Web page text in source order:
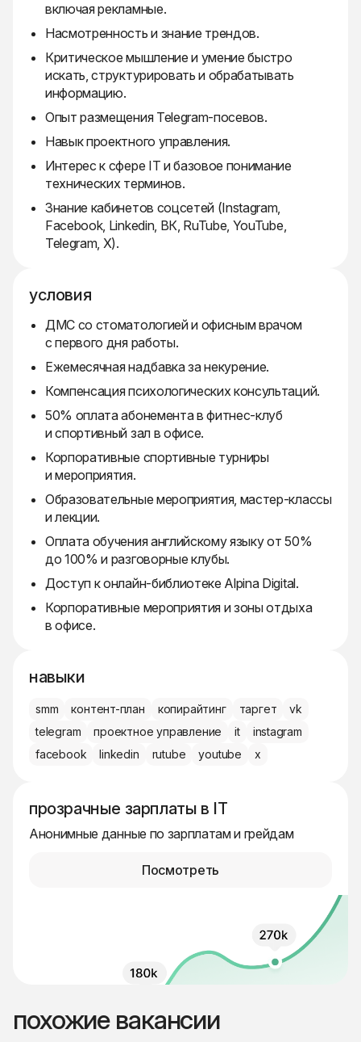
включая рекламные.
Насмотренность и знание трендов.
Критическое мышление и умение быстро
искать, структурировать и обрабатывать
информацию.
Опыт размещения Telegram-посевов.
Навык проектного управления.
Интерес к сфере IT и базовое понимание
технических терминов.
Знание кабинетов соцсетей (Instagram,
Facebook, Linkedin, ВК, RuTube, YouTube,
Telegram, X).
условия
ДМС со стоматологией и офисным врачом
с первого дня работы.
Ежемесячная надбавка за некурение.
Компенсация психологических консультаций.
50% оплата абонемента в фитнес-клуб
и спортивный зал в офисе.
Корпоративные спортивные турниры
и мероприятия.
Образовательные мероприятия, мастер-классы
и лекции.
Оплата обучения английскому языку от 50%
до 100% и разговорные клубы.
Доступ к онлайн-библиотеке Alpina Digital.
Корпоративные мероприятия и зоны отдыха
в офисе.
навыки
smm контент-план копирайтинг таргет
vk
telegram
проектное управление it
instagram
facebook
linkedin rutube youtube x
прозрачные зарплаты в IT
Анонимные данные по зарплатам и грейдам
Посмотреть
похожие вакансии